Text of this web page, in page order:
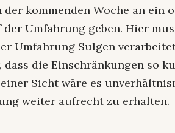
kommenden Woche an ein
Umfahrung geben. Hier
Umfahrung Sulgen
die Einschränkungen so
Sicht wäre es
weiter aufrecht zu erhalten.